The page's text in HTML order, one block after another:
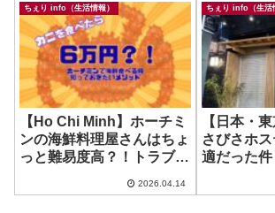
たよ！
ちぇり info（生活情報）
【Ho Chi Minh】ホーチミ
ンの海鮮料理屋さんはちょ
っと難易度高？！トラブル
2026.04.14
ちぇり info（生活
【日本・
さびさホ
適だった